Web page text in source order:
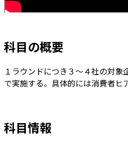
科目の概要
１ラウンドにつき３～４社の対
で実施する。具体的には消費者ヒ
科目情報